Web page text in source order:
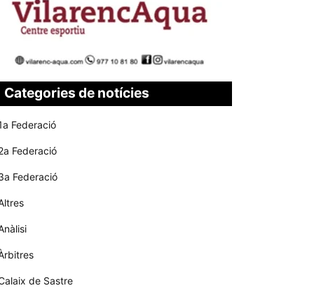
Categories de notícies
Federació
Federació
Federació
de Sastre